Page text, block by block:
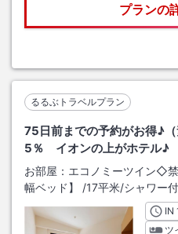
プランの
るるぶトラベルプラン
75日前までの予約がお得♪
5％ イオンの上がホテル♪
お部屋： エコノミーツイン◇
幅ベッド】
/17平米/シャワー
IN
ツ